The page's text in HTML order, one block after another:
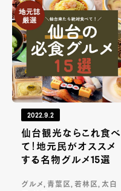
2022.9.2
仙台観光ならこれ食べ
て！地元民がオススメ
する名物グルメ15選
グルメ, 青葉区, 若林区, 太白